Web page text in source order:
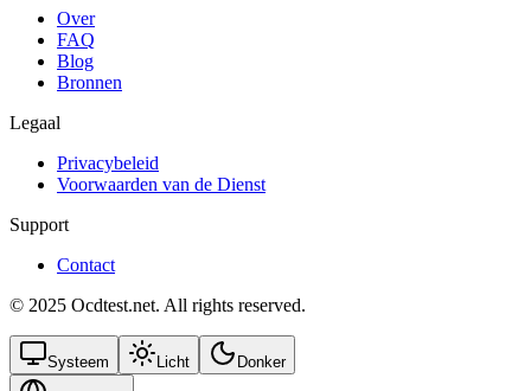
Over
FAQ
Blog
Bronnen
Legaal
Privacybeleid
Voorwaarden van de Dienst
Support
Contact
© 2025 Ocdtest.net. All rights reserved.
Systeem Licht Donker